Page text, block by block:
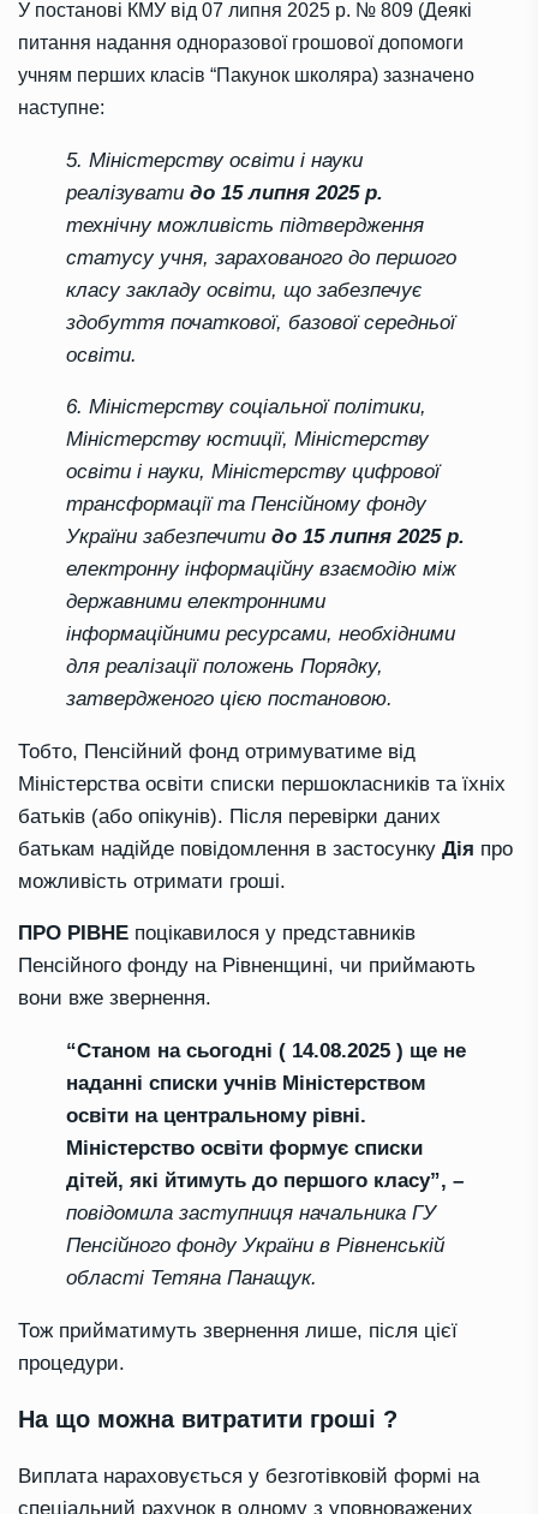
У постанові КМУ від 07 липня 2025 р. № 809 (Деякі
питання надання одноразової грошової допомоги
учням перших класів “Пакунок школяра) зазначено
наступне:
5. Міністерству освіти і науки
реалізувати до 15 липня 2025 р.
технічну можливість підтвердження
статусу учня, зарахованого до першого
класу закладу освіти, що забезпечує
здобуття початкової, базової середньої
освіти.
6. Міністерству соціальної політики,
Міністерству юстиції, Міністерству
освіти і науки, Міністерству цифрової
трансформації та Пенсійному фонду
України забезпечити до 15 липня 2025 р.
електронну інформаційну взаємодію між
державними електронними
інформаційними ресурсами, необхідними
для реалізації положень Порядку,
затвердженого цією постановою.
Тобто, Пенсійний фонд отримуватиме від
Міністерства освіти списки першокласників та їхніх
батьків (або опікунів). Після перевірки даних
батькам надійде повідомлення в застосунку Дія про
можливість отримати гроші.
ПРО РІВНЕ поцікавилося у представників
Пенсійного фонду на Рівненщині, чи приймають
вони вже звернення.
“Станом на сьогодні ( 14.08.2025 ) ще не
наданні списки учнів Міністерством
освіти на центральному рівні.
Міністерство освіти формує списки
дітей, які йтимуть до першого класу”, –
повідомила заступниця начальника ГУ
Пенсійного фонду України в Рівненській
області Тетяна Панащук.
Тож прийматимуть звернення лише, після цієї
процедури.
На що можна витратити гроші ?
Виплата нараховується у безготівковій формі на
спеціальний рахунок в одному з уповноважених